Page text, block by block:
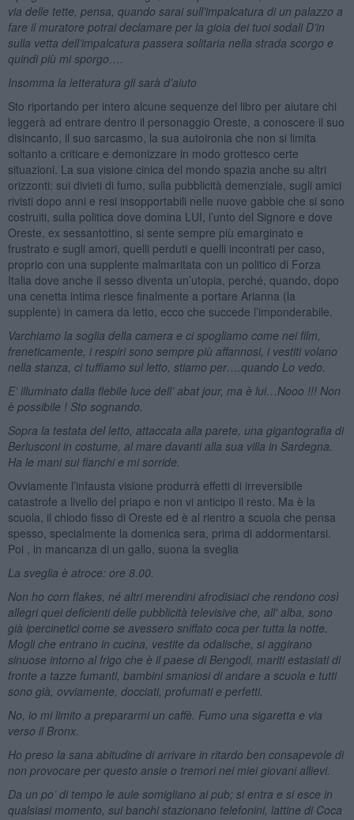
via delle tette, pensa, quando sarai sull’impalcatura di un palazzo a
fare il muratore potrai declamare per la gioia dei tuoi sodali D’in
sulla vetta dell’impalcatura passera solitaria nella strada scorgo e
quindi più mi sporgo….
Insomma la letteratura gli sarà d’aiuto
Sto riportando per intero alcune sequenze del libro per aiutare chi
leggerà ad entrare dentro il personaggio Oreste, a conoscere il suo
disincanto, il suo sarcasmo, la sua autoironia che non si limita
soltanto a criticare e demonizzare in modo grottesco certe
situazioni. La sua visione cinica del mondo spazia anche su altri
orizzonti: sui divieti di fumo, sulla pubblicità demenziale, sugli amici
rivisti dopo anni e resi insopportabili nelle nuove gabbie che si sono
costruiti, sulla politica dove domina LUI, l’unto del Signore e dove
Oreste, ex sessantottino, si sente sempre più emarginato e
frustrato e sugli amori, quelli perduti e quelli incontrati per caso,
proprio con una supplente malmaritata con un politico di Forza
Italia dove anche il sesso diventa un’utopia, perché, quando, dopo
una cenetta intima riesce finalmente a portare Arianna (la
supplente) in camera da letto, ecco che succede l’imponderabile.
Varchiamo la soglia della camera e ci spogliamo come nei film,
freneticamente, i respiri sono sempre più affannosi, i vestiti volano
nella stanza, ci tuffiamo sul letto, stiamo per….quando Lo vedo.
E’ illuminato dalla flebile luce dell’ abat jour, ma è lui…Nooo !!! Non
è possibile ! Sto sognando.
Sopra la testata del letto, attaccata alla parete, una gigantografia di
Berlusconi in costume, al mare davanti alla sua villa in Sardegna.
Ha le mani sui fianchi e mi sorride.
Ovviamente l’infausta visione produrrà effetti di irreversibile
catastrofe a livello del priapo e non vi anticipo il resto. Ma è la
scuola, il chiodo fisso di Oreste ed è al rientro a scuola che pensa
spesso, specialmente la domenica sera, prima di addormentarsi.
Poi , in mancanza di un gallo, suona la sveglia
La sveglia è atroce: ore 8.00.
Non ho corn flakes, né altri merendini afrodisiaci che rendono così
allegri quei deficienti delle pubblicità televisive che, all' alba, sono
già ipercinetici come se avessero sniffato coca per tutta la notte.
Mogli che entrano in cucina, vestite da odalische, si aggirano
sinuose intorno al frigo che è il paese di Bengodi, mariti estasiati di
fronte a tazze fumanti, bambini smaniosi di andare a scuola e tutti
sono già, ovviamente, docciati, profumati e perfetti.
No, io mi limito a prepararmi un caffè. Fumo una sigaretta e via
verso il Bronx.
Ho preso la sana abitudine di arrivare in ritardo ben consapevole di
non provocare per questo ansie o tremori nei miei giovani allievi.
Da un po’ di tempo le aule somigliano ai pub; si entra e si esce in
qualsiasi momento, sui banchi stazionano telefonini, lattine di Coca